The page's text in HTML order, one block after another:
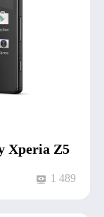
Xperia Z5
1 489